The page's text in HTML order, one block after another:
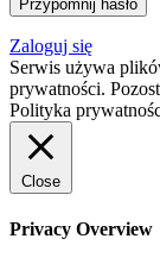
Zaloguj się
Serwis używa
prywatności.
Polityka
Close
Privacy Overview